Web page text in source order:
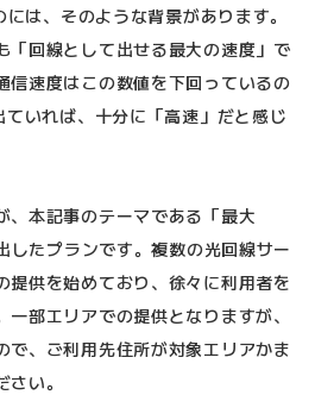
は、そのような背景があります。
「回線として出せる最大の速度」で
信速度はこの数値を下回っているの
いれば、十分に「高速」だと感じ
、本記事のテーマである「最大
たプランです。複数の光回線サー
提供を始めており、徐々に利用者を
部エリアでの提供となりますが、
で、ご利用先住所が対象エリアかま
い。